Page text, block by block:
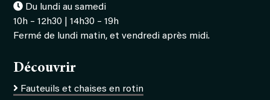
Du lundi au samedi
10h – 12h30 | 14h30 – 19h
Fermé de lundi matin, et vendredi après midi.
Découvrir
Fauteuils et chaises en rotin